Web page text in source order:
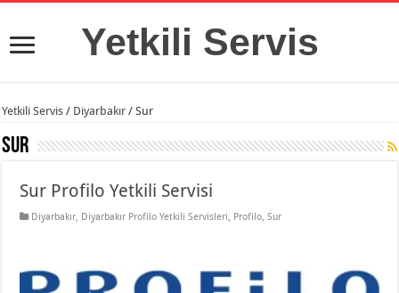
Yetkili Servis
Yetkili Servis / Diyarbakır / Sur
Sur
Sur Profilo Yetkili Servisi
Diyarbakır, Diyarbakır Profilo Yetkili Servisleri, Profilo,Sur